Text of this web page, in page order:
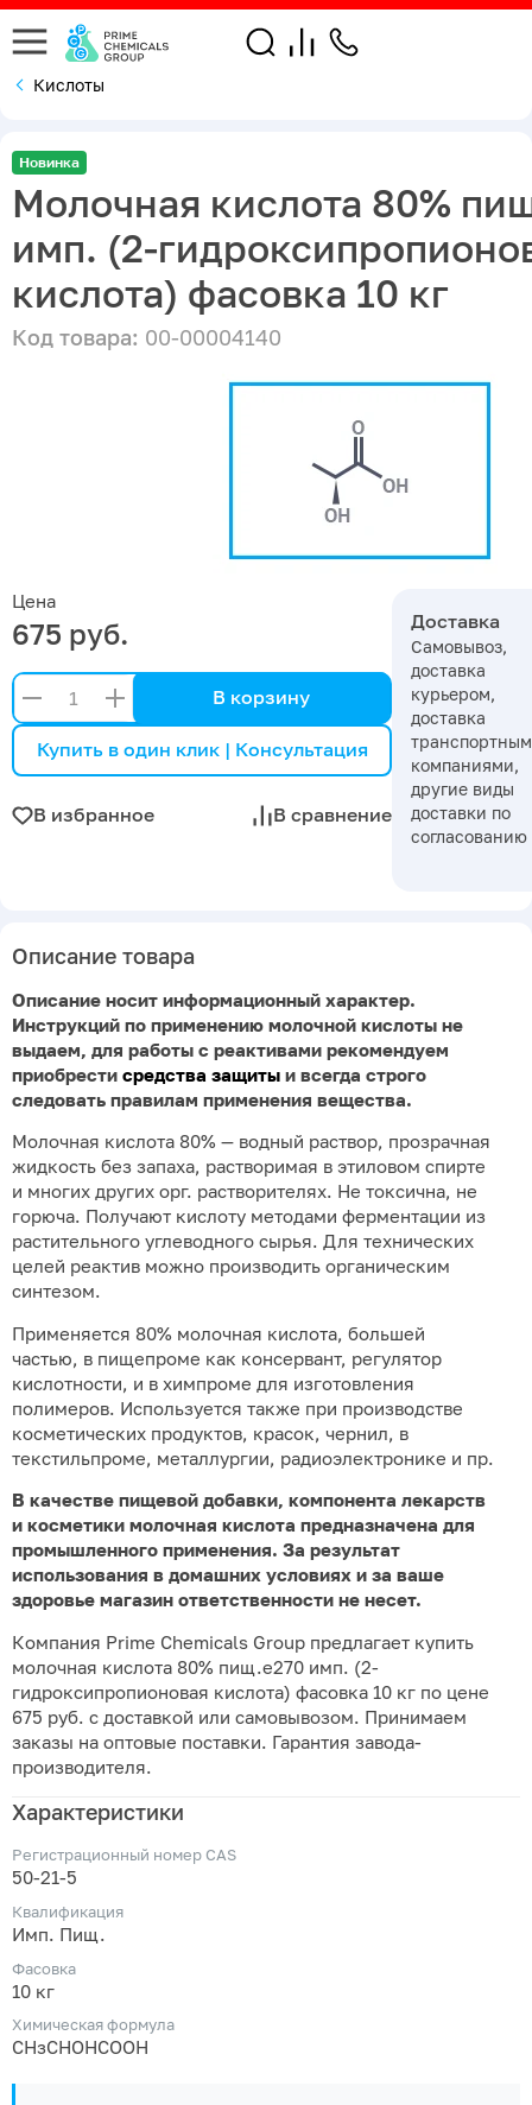
Кислоты
Новинка
Молочная кислота 80%
имп. (2-
кислота) фасовка 10 кг
Код товара: 00-00004140
Цена
675 руб.
В корзину
Купить в один клик | Консультация
В избранное В сравнение
Доставка
Самовывоз,
доставка
курьером,
доставка
компаниями,
другие виды
доставки по
согласованию
Описание товара
Описание носит информационный характер.
Инструкций по применению молочной кислоты не
выдаем, для работы с реактивами рекомендуем
приобрести средства защиты и всегда строго
следовать правилам применения вещества.
Молочная кислота 80% — водный раствор, прозрачная
жидкость без запаха, растворимая в этиловом спирте
и многих других орг. растворителях. Не токсична, не
горюча. Получают кислоту методами ферментации из
растительного углеводного сырья. Для технических
целей реактив можно производить органическим
синтезом.
Применяется 80% молочная кислота, большей
частью, в пищепроме как консервант, регулятор
кислотности, и в химпроме для изготовления
полимеров. Используется также при производстве
косметических продуктов, красок, чернил, в
текстильпроме, металлургии, радиоэлектронике и пр.
В качестве пищевой добавки, компонента лекарств
и косметики молочная кислота предназначена для
промышленного применения. За результат
использования в домашних условиях и за ваше
здоровье магазин ответственности не несет.
Компания Prime Chemicals Group предлагает купить
молочная кислота 80% пищ.е270 имп. (2-
гидроксипропионовая кислота) фасовка 10 кг по цене
675 руб. с доставкой или самовывозом. Принимаем
заказы на оптовые поставки. Гарантия завода-
производителя.
Характеристики
Регистрационный номер CAS
50-21-5
Квалификация
Имп. Пищ.
Фасовка
10 кг
Химическая формула
СНзСНОНСООН